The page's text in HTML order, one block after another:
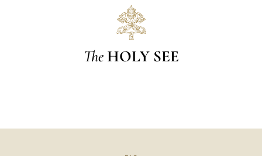
The HOLY SEE